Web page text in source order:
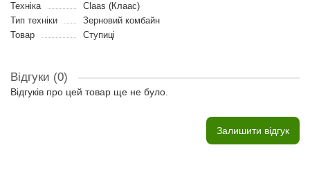
Техніка
Claas (Клаас)
Тип техніки
Зерновий комбайн
Товар
Ступиці
Відгуки (0)
Відгуків про цей товар ще не було.
Залишити відгук